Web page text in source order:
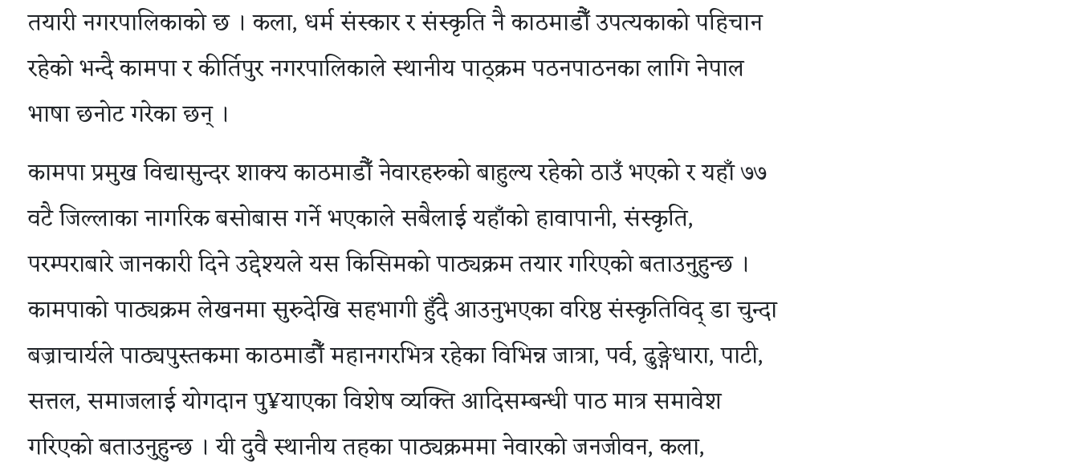
तयारी नगरपालिकाको छ । कला, धर्म संस्कार र संस्कृति नै काठमाडौँ उपत्यकाको पहिचान
रहेको भन्दै कामपा र कीर्तिपुर नगरपालिकाले स्थानीय पाठ्क्रम पठनपाठनका लागि नेपाल
भाषा छनोट गरेका छन् ।
कामपा प्रमुख विद्यासुन्दर शाक्य काठमाडौँ नेवारहरुको बाहुल्य रहेको ठाउँ भएको र यहाँ ७७
वटै जिल्लाका नागरिक बसोबास गर्ने भएकाले सबैलाई यहाँको हावापानी, संस्कृति,
परम्पराबारे जानकारी दिने उद्देश्यले यस किसिमको पाठ्यक्रम तयार गरिएको बताउनुहुन्छ ।
कामपाको पाठ्यक्रम लेखनमा सुरुदेखि सहभागी हुँदै आउनुभएका वरिष्ठ संस्कृतिविद् डा चुन्दा
बज्राचार्यले पाठ्यपुस्तकमा काठमाडौँ महानगरभित्र रहेका विभिन्न जात्रा, पर्व, ढुङ्गेधारा, पाटी,
सत्तल, समाजलाई योगदान पु¥याएका विशेष व्यक्ति आदिसम्बन्धी पाठ मात्र समावेश
गरिएको बताउनुहुन्छ । यी दुवै स्थानीय तहका पाठ्यक्रममा नेवारको जनजीवन, कला,